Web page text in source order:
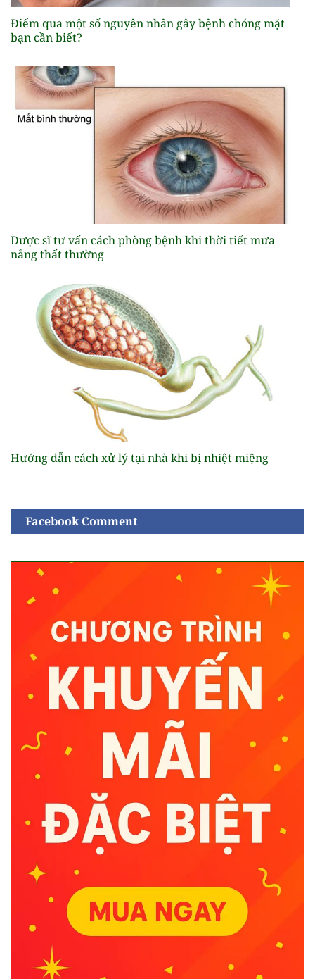
Điểm qua một số nguyên nhân gây bệnh chóng mặt
bạn cần biết?
Dược sĩ tư vấn cách phòng bệnh khi thời tiết mưa
nắng thất thường
Hướng dẫn cách xử lý tại nhà khi bị nhiệt miệng
Facebook Comment